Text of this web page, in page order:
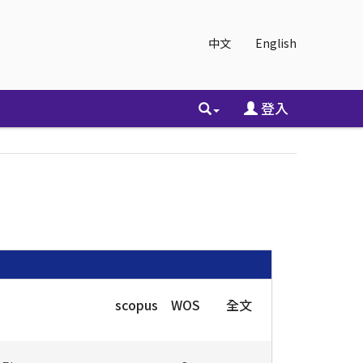
中文 English
登入
scopus WOS 全文